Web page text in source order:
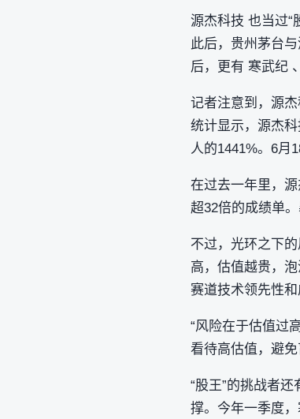
源杰科技 也当过“
此后，贵州茅台
后，更有 寒武纪
记者注意到，源
统计显示，源杰
人的1441%。6月
在过去一年里，
超32倍的成绩单
不过，光环之下
高，估值越贵，
赛道技术领先性
“风险在于估值过
看待高估值，避免
“股王”的挑战者
撑。今年一季度